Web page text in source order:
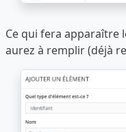
Ce qui fera apparaître
aurez à remplir (déjà